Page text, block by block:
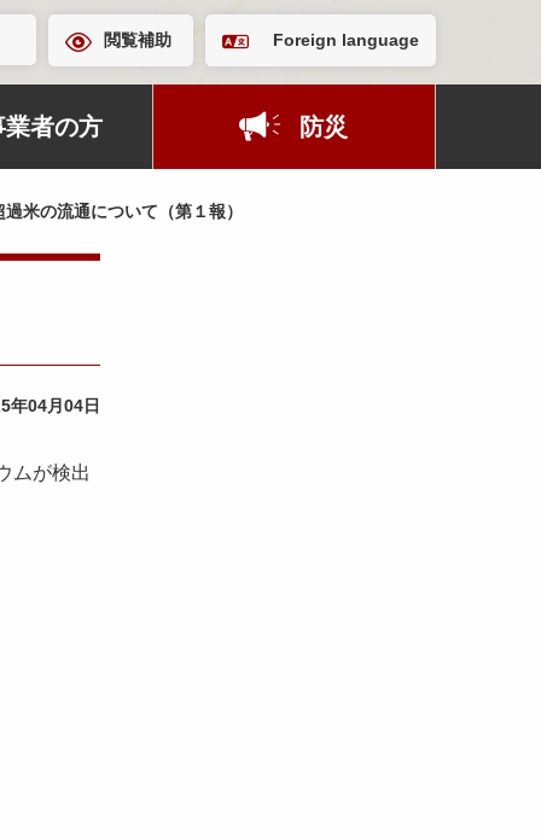
閲覧補助 Foreign language
業者の方 防災
米の流通について（第１報）
年04月04日
ムが検出